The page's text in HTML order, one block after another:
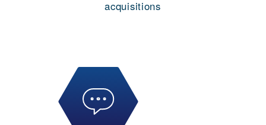
acquisitions